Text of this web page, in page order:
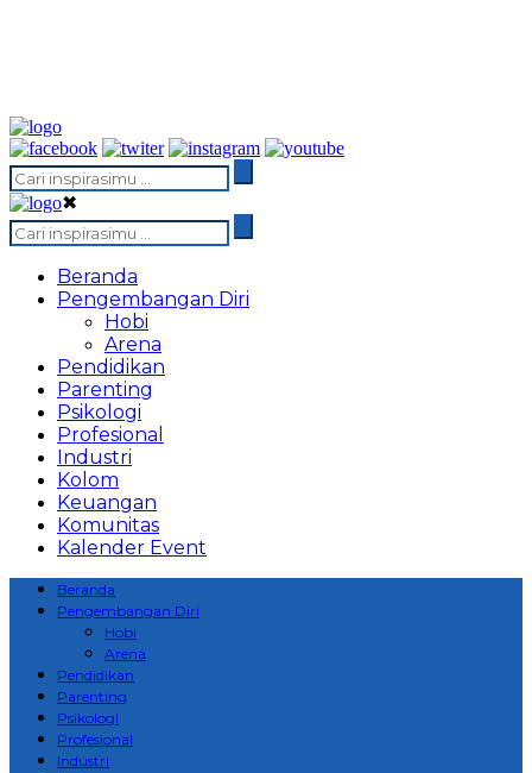
✖
Beranda
Pengembangan Diri
Hobi
Arena
Pendidikan
Parenting
Psikologi
Profesional
Industri
Kolom
Keuangan
Komunitas
Kalender Event
Beranda
Pengembangan Diri
Hobi
Arena
Pendidikan
Parenting
Psikologi
Profesional
Industri